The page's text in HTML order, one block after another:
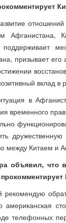
Афганистана,
призывает
вклад
в
временного
между Китаем и
объявил, что
телефонных